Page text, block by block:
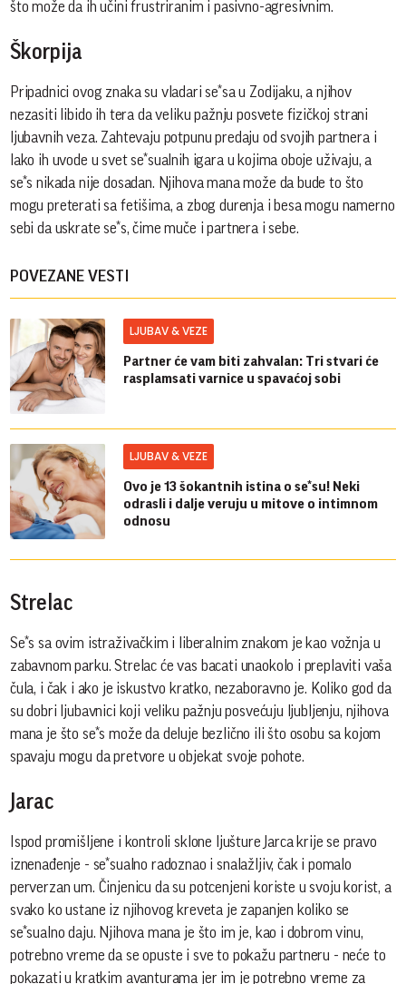
što može da ih učini frustriranim i pasivno-agresivnim.
Škorpija
Pripadnici ovog znaka su vladari se*sa u Zodijaku, a njihov
nezasiti libido ih tera da veliku pažnju posvete fizičkoj strani
ljubavnih veza. Zahtevaju potpunu predaju od svojih partnera i
lako ih uvode u svet se*sualnih igara u kojima oboje uživaju, a
se*s nikada nije dosadan. Njihova mana može da bude to što
mogu preterati sa fetišima, a zbog durenja i besa mogu namerno
sebi da uskrate se*s, čime muče i partnera i sebe.
POVEZANE VESTI
LJUBAV & VEZE
Partner će vam biti zahvalan: Tri stvari će
rasplamsati varnice u spavaćoj sobi
LJUBAV & VEZE
Ovo je 13 šokantnih istina o se*su! Neki
odrasli i dalje veruju u mitove o intimnom
odnosu
Strelac
Se*s sa ovim istraživačkim i liberalnim znakom je kao vožnja u
zabavnom parku. Strelac će vas bacati unaokolo i preplaviti vaša
čula, i čak i ako je iskustvo kratko, nezaboravno je. Koliko god da
su dobri ljubavnici koji veliku pažnju posvećuju ljubljenju, njihova
mana je što se*s može da deluje bezlično ili što osobu sa kojom
spavaju mogu da pretvore u objekat svoje pohote.
Jarac
Ispod promišljene i kontroli sklone ljušture Jarca krije se pravo
iznenađenje - se*sualno radoznao i snalažljiv, čak i pomalo
perverzan um. Činjenicu da su potcenjeni koriste u svoju korist, a
svako ko ustane iz njihovog kreveta je zapanjen koliko se
se*sualno daju. Njihova mana je što im je, kao i dobrom vinu,
potrebno vreme da se opuste i sve to pokažu partneru - neće to
pokazati u kratkim avanturama jer im je potrebno vreme za